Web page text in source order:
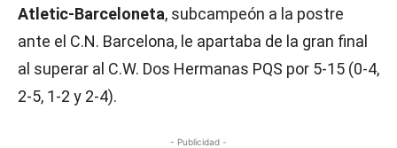
Atletic-Barceloneta, subcampeón a la postre
ante el C.N. Barcelona, le apartaba de la gran final
al superar al C.W. Dos Hermanas PQS por 5-15 (0-4,
2-5, 1-2 y 2-4).
- Publicidad -